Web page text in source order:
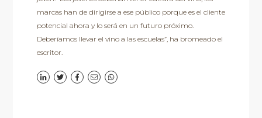
marcas han de dirigirse a ese público porque es el cliente
potencial ahora y lo será en un futuro próximo.
Deberíamos llevar el vino a las escuelas”, ha bromeado el
escritor.